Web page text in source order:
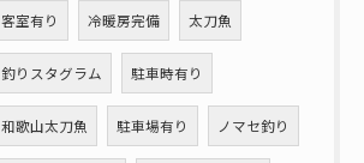
客室有り 冷暖房完備 太刀魚
釣りスタグラム 駐車時有り
和歌山太刀魚 駐車場有り ノマセ釣り